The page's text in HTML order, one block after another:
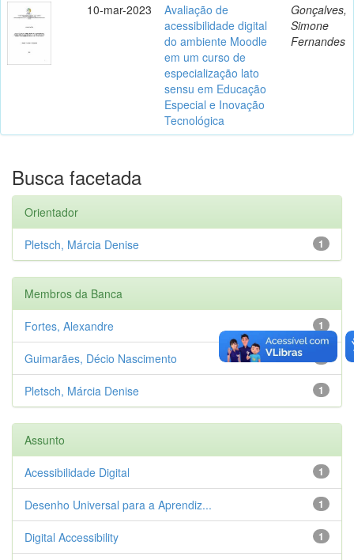
10-mar-2023
Avaliação de
acessibilidade digital
do ambiente Moodle
em um curso de
especialização lato
sensu em Educação
Especial e Inovação
Tecnológica
Gonçalves,
Simone
Fernandes
Busca facetada
Orientador
1
Pletsch, Márcia Denise
Membros da Banca
1
Fortes, Alexandre
Guimarães, Décio Nascimento
1
Pletsch, Márcia Denise
Assunto
1
Acessibilidade Digital
1
Desenho Universal para a Aprendiz...
1
Digital Accessibility